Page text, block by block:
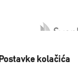
Postavke kolačića